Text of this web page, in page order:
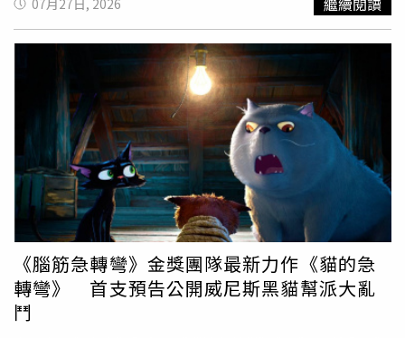
滿額還能擁有限量BOOK YOUR LIFE獨家設計的精緻禮品，
今年暑假到博客來旗艦書店逛好逛滿！（圖／品牌提供）全
台首家博客來旗艦書店於2025年7月25日以24小時營業模
式，正式進駐台北信義區DREAM PLAZA 6樓，經營一年來
觀察到，平日以上班族居多，商業、文學及設計類書籍最受
歡迎；假日則以家庭客群為主，尤其閱讀綠境更是親子閱讀
與兒童選書的熱門空間。此外，書店也吸引學生、銀髮族及
觀光客等多元族群，形成全天候、多世代共融的閱讀場景。
為積極推動文化交流，博客來旗艦書店自開幕以來持續邀請
國內外知名講者對談交流，已創造逾百場人際互動與文化溫
度的嶄新空間體驗，內容跨足閱讀、旅遊、藝術、美妝、品
酒、餐飲等豐富類型，吸引不同領域愛好者熱情參與。生日
慶活動期間特別規劃15場精彩活動，包含文學大師講座、跨
界文化對談、親子互動體驗、華文漫畫創作等四大類別，邀
請文學家白先勇、推理作家紀蔚然、小說家張國立、華文愛
07月27日, 2026
《腦筋急轉彎》金獎團隊最新力作《貓的急
轉彎》 首支預告公開威尼斯黑貓幫派大亂
鬥